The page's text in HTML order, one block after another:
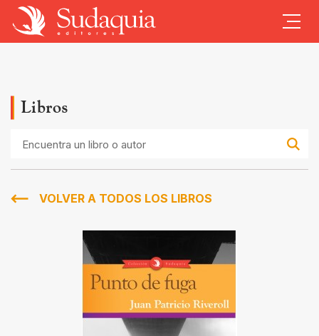
Libros
libro
autor
VOLVER A TODOS LOS LIBROS